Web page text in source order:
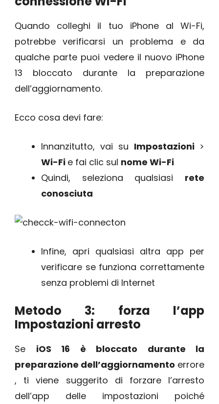
Quando colleghi il tuo iPhone al Wi-Fi,
potrebbe verificarsi un problema e da
qualche parte puoi vedere il nuovo iPhone
13 bloccato durante la preparazione
dell’aggiornamento.
Ecco cosa devi fare:
Innanzitutto, vai su Impostazioni >
Wi-Fi e fai clic sul nome Wi-Fi
Quindi, seleziona qualsiasi rete
conosciuta
Infine, apri qualsiasi altra app per
verificare se funziona correttamente
senza problemi di Internet
Metodo 3: forza l’app
Impostazioni arresto
Se iOS 16 è bloccato durante la
preparazione dell’aggiornamento errore
, ti viene suggerito di forzare l’arresto
dell’app delle impostazioni poiché